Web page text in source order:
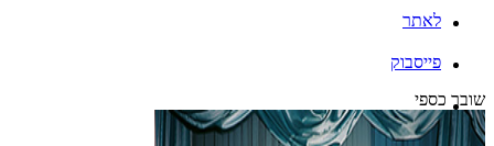
לאתר
פייסבוק
שובר כספי